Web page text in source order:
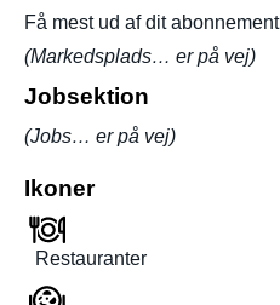
Få mest ud af dit abonnement
(Markedsplads… er på vej)
Jobsektion
(Jobs… er på vej)
Ikoner
Restauranter